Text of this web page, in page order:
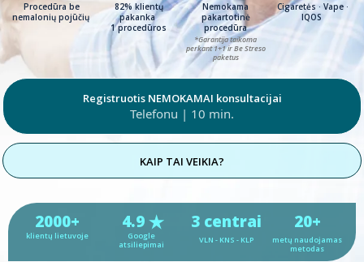
Procedūra be
nemalonių pojūčių
82% klientų
pakanka
1 procedūros
Nemokama
pakartotinė
procedūra
*Garantija taikoma
perkant 1+1 ir Be Streso
paketus
Cigaretės · Vape ·
IQOS
Registruotis NEMOKAMAI konsultacijai
Telefonu | 10 min.
KAIP TAI VEIKIA?
2000+
klientų lietuvoje
4.9
Google
atsiliepimai
3 centrai
VLN - KNS - KLP
20+
metų naudojamas
metodas